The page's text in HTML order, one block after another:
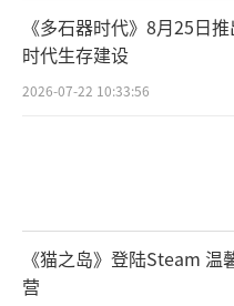
5月20日，经典
首，再激情！ （责任编
《多石器时代》8月25日
时代生存建设
2026-07-22 10:33:56
《猫之岛》登陆Steam 温
营